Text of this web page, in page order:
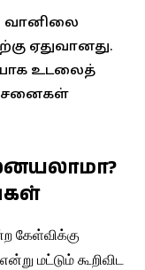
வானிலை
ஏதுவானது.
உடலைத்
கேள்விக்கு
மட்டும் கூறிவிட